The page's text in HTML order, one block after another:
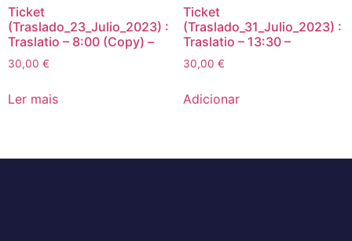
Ticket
(Traslado_23_Julio_2023) :
Traslatio – 8:00 (Copy) –
30,00 €
Ler mais
Ticket
(Traslado_31_Julio_2023) :
Traslatio – 13:30 –
30,00 €
Adicionar